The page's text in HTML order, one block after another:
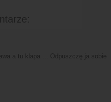
a tu klapa ... Odpuszczę ja sobie